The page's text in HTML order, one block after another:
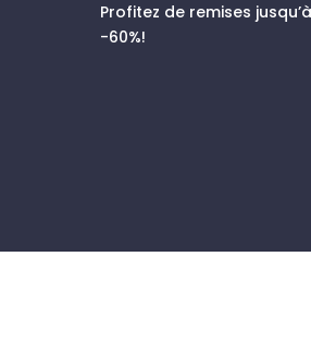
Profitez de remises jusqu’à
-60%!